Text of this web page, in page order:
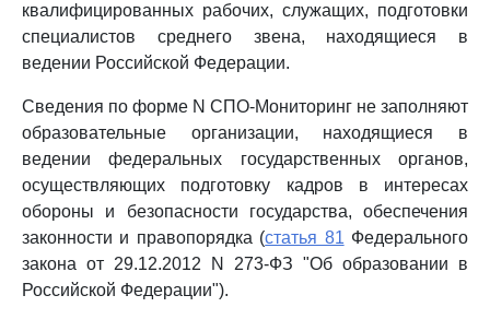
квалифицированных рабочих, служащих, подготовки
специалистов среднего звена, находящиеся в
ведении Российской Федерации.
Сведения по форме N СПО-Мониторинг не заполняют
образовательные организации, находящиеся в
ведении федеральных государственных органов,
осуществляющих подготовку кадров в интересах
обороны и безопасности государства, обеспечения
законности и правопорядка (статья 81 Федерального
закона от 29.12.2012 N 273-ФЗ "Об образовании в
Российской Федерации").